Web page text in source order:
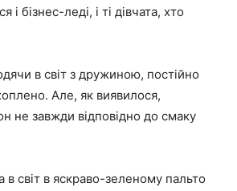
бізнес-леді, і ті дівчата, хто
в світ з дружиною, постійно
Але, як виявилося,
не завжди відповідно до смаку
світ в яскраво-зеленому пальто